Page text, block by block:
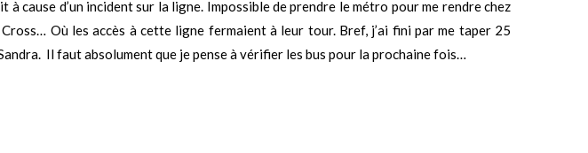
d’un incident sur la ligne. Impossible de prendre le métro pour me rendre chez
Où les accès à cette ligne fermaient à leur tour. Bref, j’ai fini par me taper 25
Il faut absolument que je pense à vérifier les bus pour la prochaine fois…